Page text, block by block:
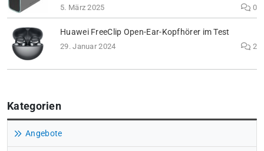
5. März 2025 0
Huawei FreeClip Open-Ear-Kopfhörer im Test
29. Januar 2024 2
Kategorien
Angebote